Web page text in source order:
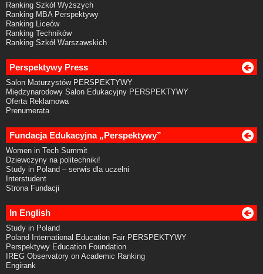
Ranking Szkół Wyższych
Ranking MBA Perspektywy
Ranking Liceów
Ranking Techników
Ranking Szkół Warszawskich
Perspektywy Press
Salon Maturzystów PERSPEKTYWY
Międzynarodowy Salon Edukacyjny PERSPEKTYWY
Oferta Reklamowa
Prenumerata
Fundacja Edukacyjna „Perspektywy”
Women in Tech Summit
Dziewczyny na politechniki!
Study in Poland – serwis dla uczelni
Interstudent
Strona Fundacji
In English
Study in Poland
Poland International Education Fair PERSPEKTYWY
Perspektywy Education Foundation
IREG Observatory on Academic Ranking
Engirank